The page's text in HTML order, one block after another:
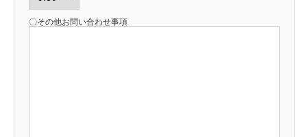
〇その他お問い合わせ事項